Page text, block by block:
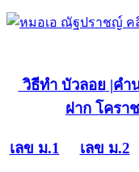
วิธีทำ บัวลอย |คำ
ฝาก โคราช
เลข ม.1 เลข ม.2